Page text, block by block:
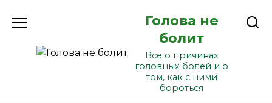
Голова не
болит
Все о причинах
головных болей и о
том, как с ними
бороться